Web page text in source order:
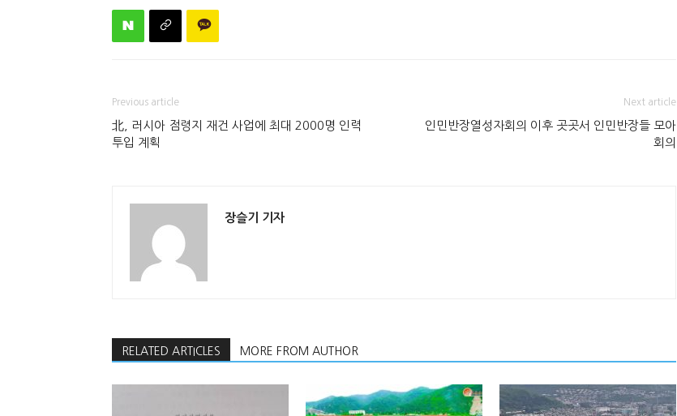
Previous article
北, 러시아 점령지 재건 사업에 최대 2000명 인력
투입 계획
Next article
인민반장열성자회의 이후 곳곳서 인민반장들 모아
회의
장슬기 기자
RELATED ARTICLES MORE FROM AUTHOR